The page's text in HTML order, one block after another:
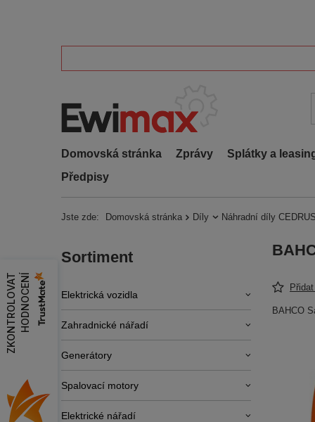
Domovská stránka Zprávy Splátky a
Předpisy
Jste zde: Domovská stránka Díly Náhradní díly
Sortiment
Elektrická vozidla
Zahradnické nářadí
Generátory
Spalovací motory
Elektrické nářadí
BAHCO
Z
K
O
N
T
R
O
L
O
V
A
T
H
O
D
N
O
C
E
NÍ